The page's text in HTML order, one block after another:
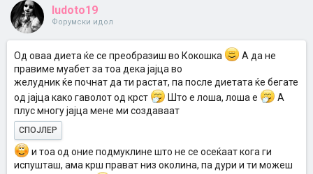
ludoto19
Форумски идол
Од оваа диета ќе се преобразиш во Кокошка
А да не
правиме муабет за тоа дека јајца во
желудник ќе почнат да ти растат, па после диетата ќе бегате
од јајца како гаволот од крст
Што е лоша, лоша е
А
плус многу јајца мене ми создаваат
СПОЈЛЕР
и тоа од оние подмуклине што не се осеќаат кога ги
испушташ, ама крш прават низ околина, па дури и ти можеш